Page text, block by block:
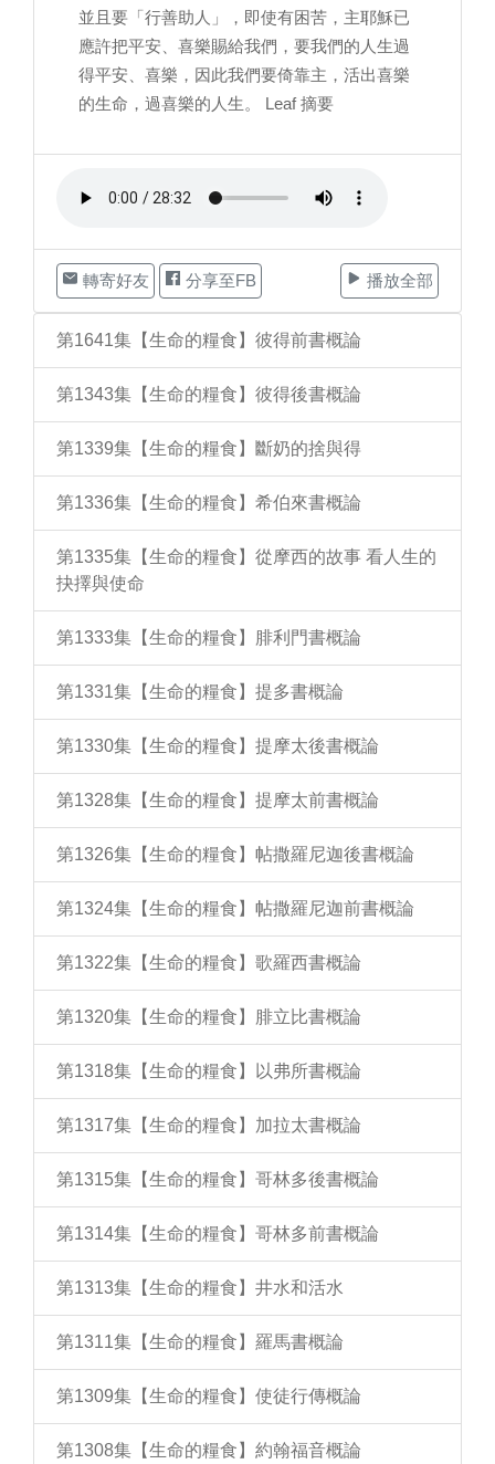
並且要「行善助人」，即使有困苦，主耶穌已
應許把平安、喜樂賜給我們，要我們的人生過
得平安、喜樂，因此我們要倚靠主，活出喜樂
的生命，過喜樂的人生。 Leaf 摘要
轉寄好友 分享至FB 播放全部
第1641集【生命的糧食】彼得前書概論
第1343集【生命的糧食】彼得後書概論
第1339集【生命的糧食】斷奶的捨與得
第1336集【生命的糧食】希伯來書概論
第1335集【生命的糧食】從摩西的故事 看人生的
抉擇與使命
第1333集【生命的糧食】腓利門書概論
第1331集【生命的糧食】提多書概論
第1330集【生命的糧食】提摩太後書概論
第1328集【生命的糧食】提摩太前書概論
第1326集【生命的糧食】帖撒羅尼迦後書概論
第1324集【生命的糧食】帖撒羅尼迦前書概論
第1322集【生命的糧食】歌羅西書概論
第1320集【生命的糧食】腓立比書概論
第1318集【生命的糧食】以弗所書概論
第1317集【生命的糧食】加拉太書概論
第1315集【生命的糧食】哥林多後書概論
第1314集【生命的糧食】哥林多前書概論
第1313集【生命的糧食】井水和活水
第1311集【生命的糧食】羅馬書概論
第1309集【生命的糧食】使徒行傳概論
第1308集【生命的糧食】約翰福音概論